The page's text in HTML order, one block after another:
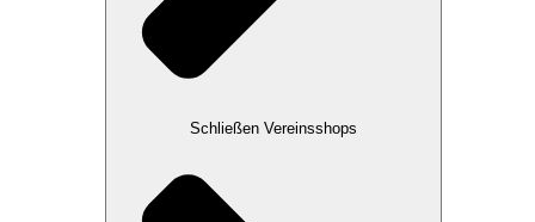
Schließen Vereinsshops